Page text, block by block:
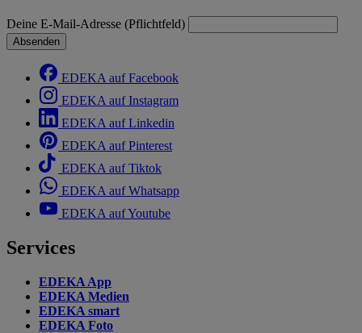
Deine E-Mail-Adresse (Pflichtfeld)
Absenden
EDEKA auf Facebook
EDEKA auf Instagram
EDEKA auf Linkedin
EDEKA auf Pinterest
EDEKA auf Tiktok
EDEKA auf Whatsapp
EDEKA auf Youtube
Services
EDEKA App
EDEKA Medien
EDEKA smart
EDEKA Foto